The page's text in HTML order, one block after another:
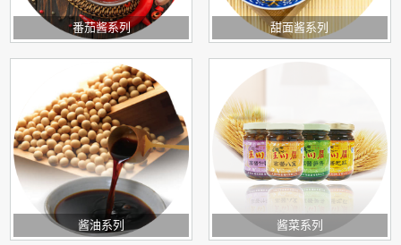
番茄酱系列 甜面酱系列
酱油系列 酱菜系列